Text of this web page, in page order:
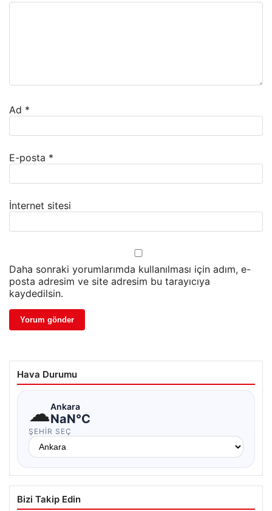
Ad *
E-posta *
İnternet sitesi
Daha sonraki yorumlarımda kullanılması için adım, e-
posta adresim ve site adresim bu tarayıcıya
kaydedilsin.
Hava Durumu
☁Ankara
NaN°C
ŞEHIR SEÇ
Bizi Takip Edin